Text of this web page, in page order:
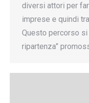
diversi attori per
imprese e quindi
Questo percorso si
ripartenza”